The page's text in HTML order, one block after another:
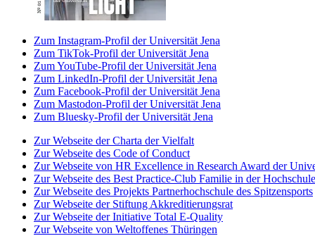
Zum Instagram-Profil der Universität Jena
Zum TikTok-Profil der Universität Jena
Zum YouTube-Profil der Universität Jena
Zum LinkedIn-Profil der Universität Jena
Zum Facebook-Profil der Universität Jena
Zum Mastodon-Profil der Universität Jena
Zum Bluesky-Profil der Universität Jena
Zur Webseite der Charta der Vielfalt
Zur Webseite des Code of Conduct
Zur Webseite von HR Excellence in Research Award der
Zur Webseite des Best Practice-Club Familie in der Hochschule
Zur Webseite des Projekts Partnerhochschule des Spitzensports
Zur Webseite der Stiftung Akkreditierungsrat
Zur Webseite der Initiative Total E-Quality
Zur Webseite von Weltoffenes Thüringen